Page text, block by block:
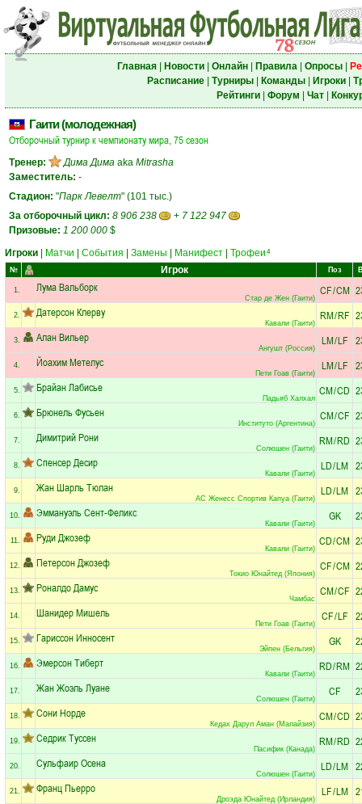
Главная| Новости| Онлайн| Правила| Опросы|
Расписание| Турниры| Команды| Игроки|
Рейтинги| Форум Чат|
Гаити (молодежная)
Отборочный турнир к чемпионату мира, 75 сезон
Тренер: Дима Дима aka Mitrasha
Заместитель: -
Стадион: "Парк Левелт" (101 тыс.)
За отборочный цикл: 8 906 238 + 7 122 947
Призовые: 1 200 000 $
Игроки
Матчи События Замены Манифест Трофеи 4
№ Игрок Поз
1. Лума Вальборк
Стар де Жен (Гаити)
CF/CM
2. Датерсон Клерву
Кавали (Гаити)
RM/RF
3. Алан Вильер
Ангушт (Россия)
LM/LF
4. Йоахим Метелус
Пети Гоав (Гаити)
LM/LF
5. Брайан Лабисье
Падьяб Халхал
CM/CD
6. Брюнель Фусьен
Институто (Аргентина)
CM/CF
7. Димитрий Рони
Солюшен (Гаити)
RM/RD
8. Спенсер Десир
Кавали (Гаити)
LD/LM
9. Жан Шарль Тюлан
АС Женесс Спортив Капуа (Гаити)
LD/LM
10. Эммануэль Сент-Феликс
Кавали (Гаити)
GK
11. Руди Джозеф
Кавали (Гаити)
CD/CM
12. Петерсон Джозеф
Токио Юнайтед (Япония)
CF/CM
13. Роналдо Дамус
Чамбас
CM/CF
14. Шанидер Мишель
Пети Гоав (Гаити)
CF/LF
15. Гариссон Инносент
Эйпен (Бельгия)
GK
16. Эмерсон Тиберт
Кавали (Гаити)
RD/RM
17. Жан Жоэль Луане
Солюшен (Гаити)
CF
18. Сони Норде
Кедах Дарул Аман (Малайзия)
CM/CD
19. Седрик Туссен
Пасифик (Канада)
RM/RD
20. Сульфаир Осена
Солюшен (Гаити)
LD/LM
21. Франц Пьерро
Дроэда Юнайтед (Ирландия)
LF/LM